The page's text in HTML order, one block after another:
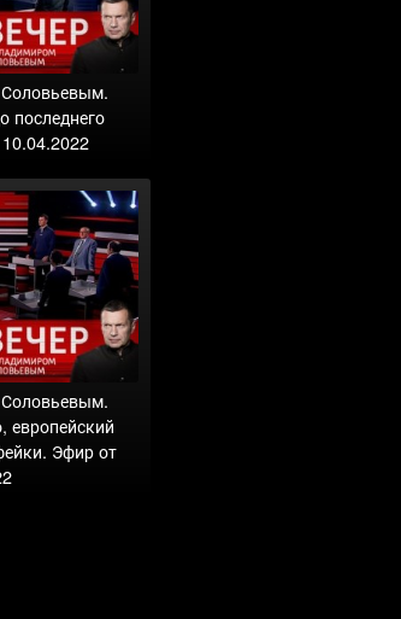
последнего
европейский
Эфир от